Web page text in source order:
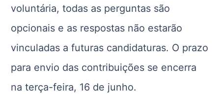
voluntária, todas as perguntas são
opcionais e as respostas não estarão
vinculadas a futuras candidaturas. O prazo
para envio das contribuições se encerra
na terça-feira, 16 de junho.